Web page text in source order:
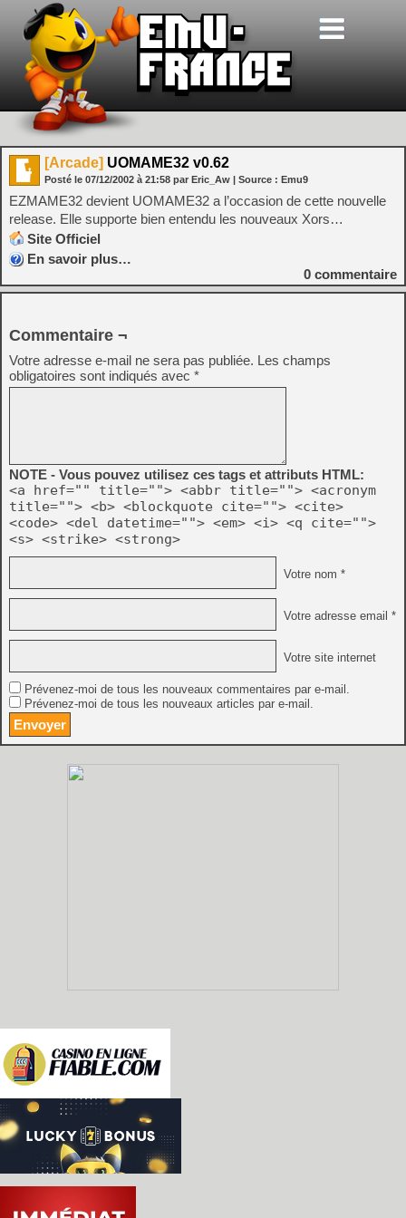
[Arcade] UOMAME32 v0.62
Posté le 07/12/2002 à 21:58 par Eric_Aw | Source : Emu9
EZMAME32 devient UOMAME32 a l’occasion de cette nouvelle
release. Elle supporte bien entendu les nouveaux Xors…
Site Officiel
En savoir plus…
0 commentaire
Commentaire ¬
Votre adresse e-mail ne sera pas publiée. Les champs
obligatoires sont indiqués avec *
NOTE - Vous pouvez utilisez ces tags et attributs HTML:
<a href="" title=""> <abbr title=""> <acronym
title=""> <b> <blockquote cite=""> <cite>
<code> <del datetime=""> <em> <i> <q cite="">
<s> <strike> <strong>
Votre nom *
Votre adresse email *
Votre site internet
Prévenez-moi de tous les nouveaux commentaires par e-mail.
Prévenez-moi de tous les nouveaux articles par e-mail.